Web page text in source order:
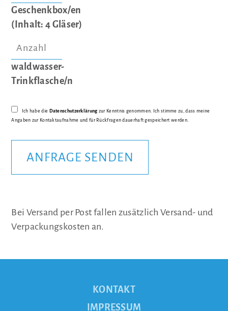
Geschenkbox/en
(Inhalt: 4 Gläser)
waldwasser-
Trinkflasche/n
Ich habe die Datenschutzerklärung zur Kenntnis genommen. Ich stimme zu, dass meine
Angaben zur Kontaktaufnahme und für Rückfragen dauerhaft gespeichert werden.
Bei Versand per Post fallen zusätzlich Versand- und
Verpackungskosten an.
KONTAKT
IMPRESSUM